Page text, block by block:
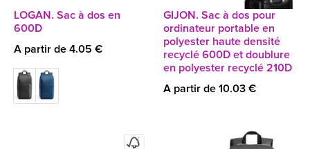
LOGAN. Sac à dos en
600D
A partir de 4.05 €
GIJON. Sac à dos pour
ordinateur portable en
polyester haute densité
recyclé 600D et doublure
en polyester recyclé 210D
A partir de 10.03 €